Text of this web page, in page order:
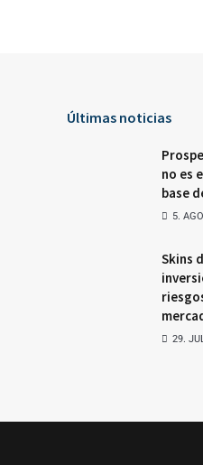
Últimas noticias
no es
base
5.
Skins
29.